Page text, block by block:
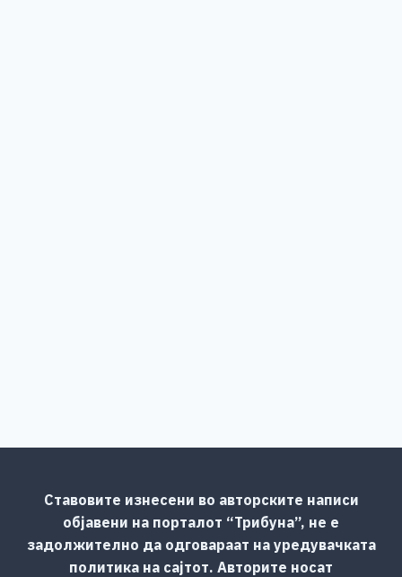
Ставовите изнесени во авторските написи
објавени на порталот “Трибуна”, не е
задолжително да одговараат на уредувачката
политика на сајтот. Авторите носат